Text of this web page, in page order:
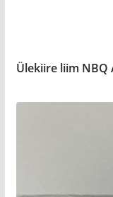
Ülekiire liim NBQ